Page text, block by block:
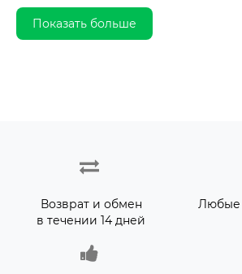
Показать больше
Возврат и обмен
в течении 14 дней
Любые